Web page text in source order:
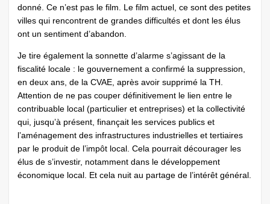
donné. Ce n’est pas le film. Le film actuel, ce sont des petites
villes qui rencontrent de grandes difficultés et dont les élus
ont un sentiment d’abandon.
Je tire également la sonnette d’alarme s’agissant de la
fiscalité locale : le gouvernement a confirmé la suppression,
en deux ans, de la CVAE, après avoir supprimé la TH.
Attention de ne pas couper définitivement le lien entre le
contribuable local (particulier et entreprises) et la collectivité
qui, jusqu’à présent, finançait les services publics et
l’aménagement des infrastructures industrielles et tertiaires
par le produit de l’impôt local. Cela pourrait décourager les
élus de s’investir, notamment dans le développement
économique local. Et cela nuit au partage de l’intérêt général.